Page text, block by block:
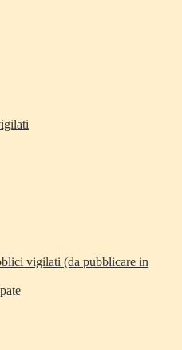
vigilati (da pubblicare in